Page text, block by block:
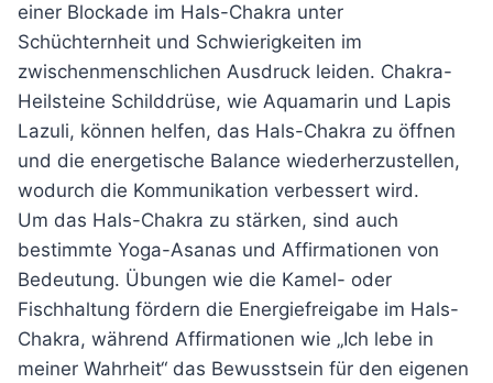
einer Blockade im Hals-Chakra unter
Schüchternheit und Schwierigkeiten im
zwischenmenschlichen Ausdruck leiden. Chakra-
Heilsteine Schilddrüse, wie Aquamarin und Lapis
Lazuli, können helfen, das Hals-Chakra zu öffnen
und die energetische Balance wiederherzustellen,
wodurch die Kommunikation verbessert wird.
Um das Hals-Chakra zu stärken, sind auch
bestimmte Yoga-Asanas und Affirmationen von
Bedeutung. Übungen wie die Kamel- oder
Fischhaltung fördern die Energiefreigabe im Hals-
Chakra, während Affirmationen wie „Ich lebe in
meiner Wahrheit“ das Bewusstsein für den eigenen